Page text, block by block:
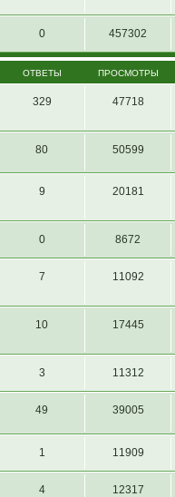
0 457302
ОТВЕТЫ ПРОСМОТРЫ
329 47718
80 50599
9 20181
0 8672
7 11092
10 17445
3 11312
49 39005
1 11909
4 12317